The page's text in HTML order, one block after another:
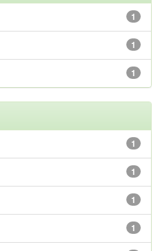
1
1
1
1
1
1
1